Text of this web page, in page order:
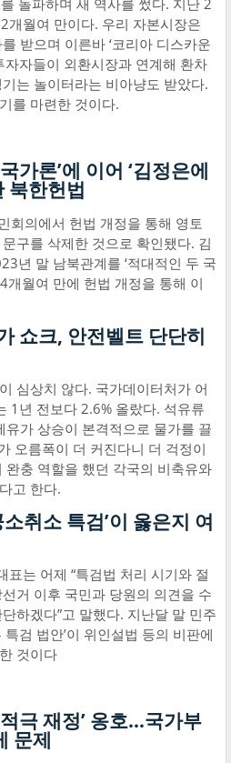
돌파하며 새 역사를 썼다. 지난 2
개월여 만이다. 우리 자본시장은
받으며 이른바 ‘코리아 디스카운
자자들이 외환시장과 연계해 환차
는 놀이터라는 비아냥도 받았다.
를 마련한 것이다.
가론’에 이어 ‘김정은에
북한헌법
회의에서 헌법 개정을 통해 영토
구를 삭제한 것으로 확인됐다. 김
년 말 남북관계를 ‘적대적인 두 국
개월여 만에 헌법 개정을 통해 이
쇼크, 안전벨트 단단히
심상치 않다. 국가데이터처가 어
1년 전보다 2.6% 올랐다. 석유류
가 상승이 본격적으로 물가를 끌
오름폭이 더 커진다니 더 걱정이
완충 역할을 했던 각국의 비축유와
고 한다.
취소 특검’이 옳은지 여
표는 어제 “특검법 처리 시기와 절
거 이후 국민과 당원의 의견을 수
하겠다”고 말했다. 지난달 말 민주
검 법안’이 위인설법 등의 비판에
것이다
적극 재정’ 옹호…국가부
문제